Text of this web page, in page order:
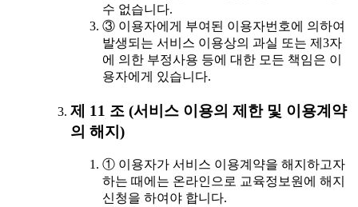
수 없습니다.
③ 이용자에게 부여된 이용자번호에 의하여
발생되는 서비스 이용상의 과실 또는 제3자
에 의한 부정사용 등에 대한 모든 책임은 이
용자에게 있습니다.
제 11 조 (서비스 이용의 제한 및 이용계약
의 해지)
① 이용자가 서비스 이용계약을 해지하고자
하는 때에는 온라인으로 교육정보원에 해지
신청을 하여야 합니다.